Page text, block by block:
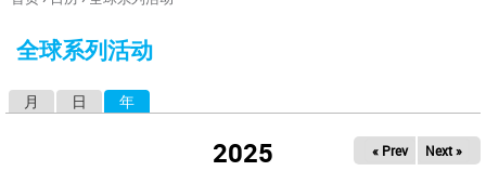
你
这
全球系列活动
月 日 年
2025 « Prev Next »